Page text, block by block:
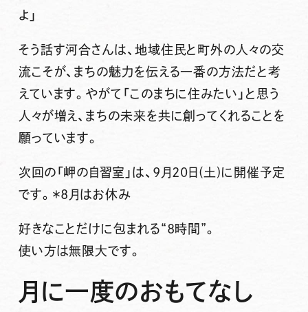
よ」
そう話す河合さんは、地域住民と町外の人々の交
流こそが、まちの魅力を伝える一番の方法だと考
えています。やがて 「このまちに住みたい」 と思う
人々が増え、まちの未来を共に創ってくれることを
願っています。
次回の「岬の自習室」は、 9月20日(土)に開催予定
です。＊8月はお休み
好きなことだけに包まれる“8時間”。
使い方は無限大です。
月に一度のおもてなし